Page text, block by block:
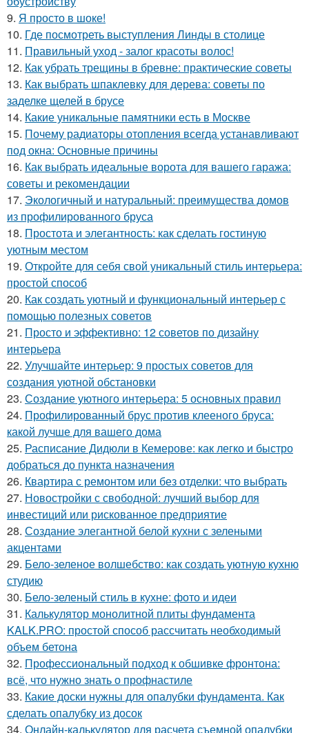
9. Я просто в шоке!
10. Где посмотреть выступления Линды в столице
11. Правильный уход - залог красоты волос!
12. Как убрать трещины в бревне: практические советы
13. Как выбрать шпаклевку для дерева: советы по
заделке щелей в брусе
14. Какие уникальные памятники есть в Москве
15. Почему радиаторы отопления всегда устанавливают
под окна: Основные причины
16. Как выбрать идеальные ворота для вашего гаража:
советы и рекомендации
17. Экологичный и натуральный: преимущества домов
из профилированного бруса
18. Простота и элегантность: как сделать гостиную
уютным местом
19. Откройте для себя свой уникальный стиль интерьера:
простой способ
20. Как создать уютный и функциональный интерьер с
помощью полезных советов
21. Просто и эффективно: 12 советов по дизайну
интерьера
22. Улучшайте интерьер: 9 простых советов для
создания уютной обстановки
23. Создание уютного интерьера: 5 основных правил
24. Профилированный брус против клееного бруса:
какой лучше для вашего дома
25. Расписание Дидюли в Кемерове: как легко и быстро
добраться до пункта назначения
26. Квартира с ремонтом или без отделки: что выбрать
27. Новостройки с свободной: лучший выбор для
инвестиций или рискованное предприятие
28. Создание элегантной белой кухни с зелеными
акцентами
29. Бело-зеленое волшебство: как создать уютную кухню
студию
30. Бело-зеленый стиль в кухне: фото и идеи
31. Калькулятор монолитной плиты фундамента
KALK.PRO: простой способ рассчитать необходимый
объем бетона
32. Профессиональный подход к обшивке фронтона:
всё, что нужно знать о профнастиле
33. Какие доски нужны для опалубки фундамента. Как
сделать опалубку из досок
34. Онлайн-калькулятор для расчета съемной опалубки